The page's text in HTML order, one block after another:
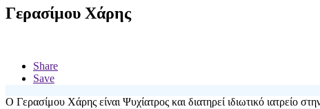
Γερασίμου Χάρης
Share
Save
Ο Γερασίμου Χάρης είναι Ψυχίατρος και διατηρεί ιδιωτικό ιατρείο